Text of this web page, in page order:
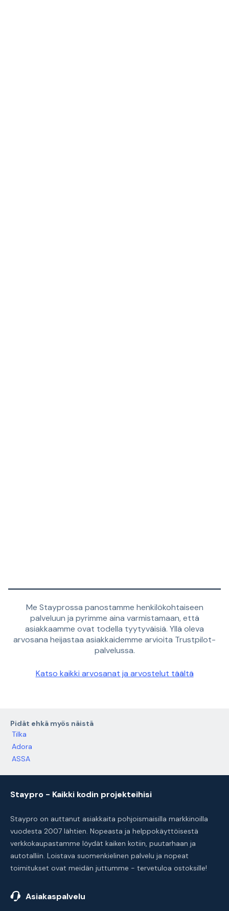
Me Stayprossa panostamme henkilökohtaiseen
palveluun ja pyrimme aina varmistamaan, että
asiakkaamme ovat todella tyytyväisiä. Yllä oleva
arvosana heijastaa asiakkaidemme arvioita Trustpilot-
palvelussa.
Katso kaikki arvosanat ja arvostelut täältä
Pidät ehkä myös näistä
Tilka
Adora
ASSA
Staypro - Kaikki kodin projekteihisi
Staypro on auttanut asiakkaita pohjoismaisilla markkinoilla
vuodesta 2007 lähtien. Nopeasta ja helppokäyttöisestä
verkkokaupastamme löydät kaiken kotiin, puutarhaan ja
autotalliin. Loistava suomenkielinen palvelu ja nopeat
toimitukset ovat meidän juttumme - tervetuloa ostoksille!
Asiakaspalvelu